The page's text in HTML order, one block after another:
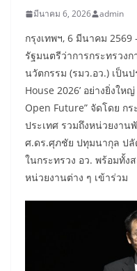
มีนาคม 6, 2026 admin
กรุงเทพฯ, 6 มีนาคม
รัฐมนตรีว่าการกระทรวง
นวัตกรรม (รมว.อว.) เป็น
House 2026’ อย่างยิ่งใ
Open Future” จัดโดย ก
ประเทศ รวมถึงหน่วยงา
ศ.ดร.ศุภชัย ปทุมนากุล ปลั
ในกระทรวง อว. พร้อมทั้
หน่วยงานต่าง ๆ เข้าร่วม